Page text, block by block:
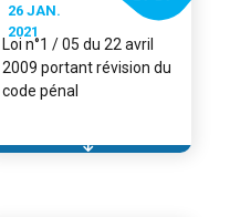
26 JAN.
2021
Loi n°1 / 05 du 22 avril
2009 portant révision du
code pénal